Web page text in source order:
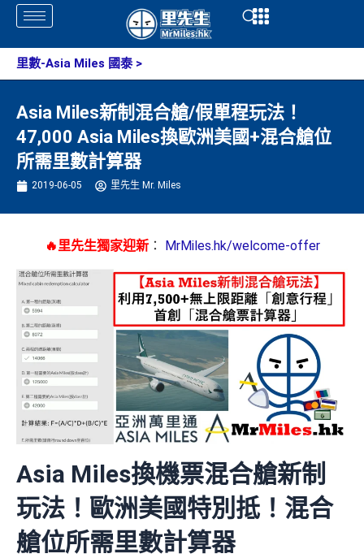
Skip
content
Open
里數-Asia Miles 國泰>
Asia Miles新制混合艙/假單程玩法！
47,000 Asia Miles換歐洲美國+混合艙位
所需里數計算器
2019-06-05 里先生 Mr. Miles
🔥里先生獨家迎新： MrMiles.hk/welcome-offer
Asia Miles換機票混合艙新制
玩法！歐洲美國特別抵！混合
艙位所需里數計算器